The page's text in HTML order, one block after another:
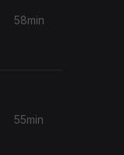
58min
55min